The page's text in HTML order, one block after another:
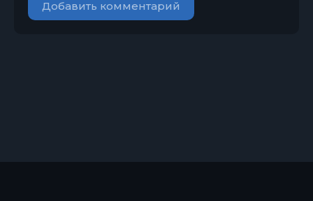
Добавить комментарий